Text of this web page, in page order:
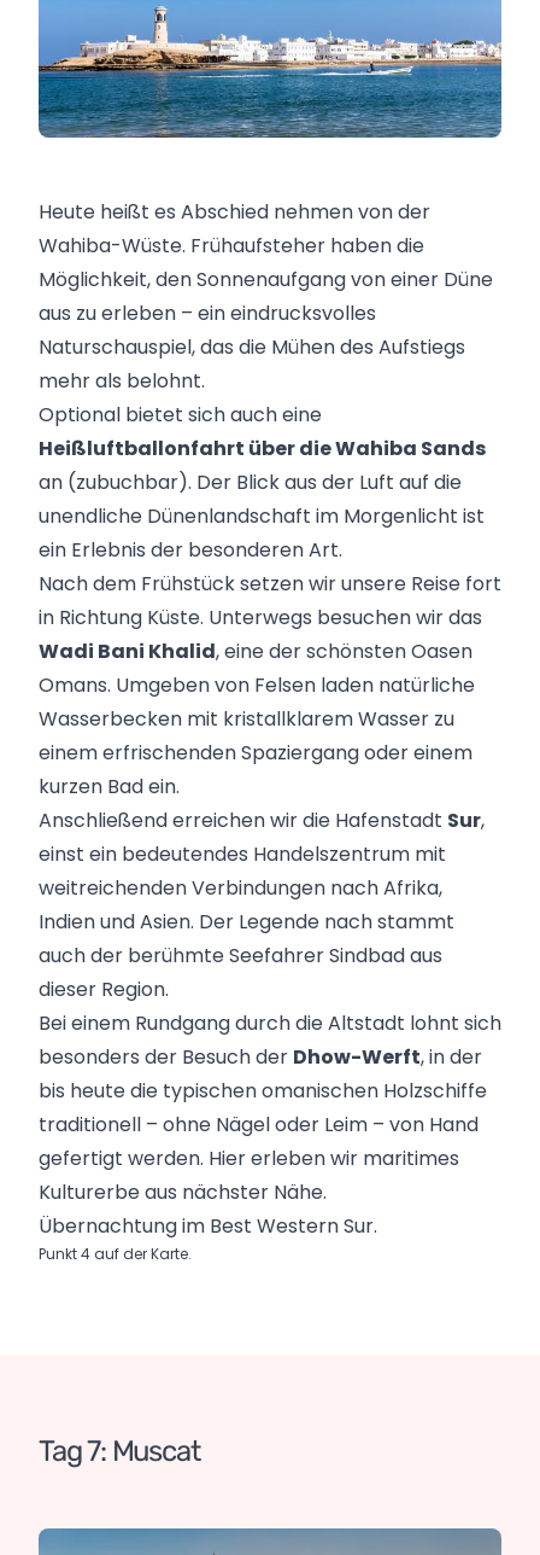
Heute heißt es Abschied nehmen von der
Wahiba-Wüste. Frühaufsteher haben die
Möglichkeit, den Sonnenaufgang von einer Düne
aus zu erleben – ein eindrucksvolles
Naturschauspiel, das die Mühen des Aufstiegs
mehr als belohnt.
Optional bietet sich auch eine
Heißluftballonfahrt über die Wahiba Sands
an (zubuchbar). Der Blick aus der Luft auf die
unendliche Dünenlandschaft im Morgenlicht ist
ein Erlebnis der besonderen Art.
Nach dem Frühstück setzen wir unsere Reise fort
in Richtung Küste. Unterwegs besuchen wir das
Wadi Bani Khalid, eine der schönsten Oasen
Omans. Umgeben von Felsen laden natürliche
Wasserbecken mit kristallklarem Wasser zu
einem erfrischenden Spaziergang oder einem
kurzen Bad ein.
Anschließend erreichen wir die Hafenstadt Sur,
einst ein bedeutendes Handelszentrum mit
weitreichenden Verbindungen nach Afrika,
Indien und Asien. Der Legende nach stammt
auch der berühmte Seefahrer Sindbad aus
dieser Region.
Bei einem Rundgang durch die Altstadt lohnt sich
besonders der Besuch der Dhow-Werft, in der
bis heute die typischen omanischen Holzschiffe
traditionell – ohne Nägel oder Leim – von Hand
gefertigt werden. Hier erleben wir maritimes
Kulturerbe aus nächster Nähe.
Übernachtung im Best Western Sur.
Punkt 4 auf der Karte.
Tag 7: Muscat